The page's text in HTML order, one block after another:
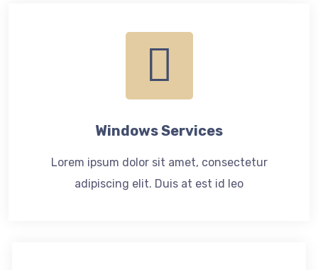
Windows Services
Lorem ipsum dolor sit amet, consectetur
adipiscing elit. Duis at est id leo